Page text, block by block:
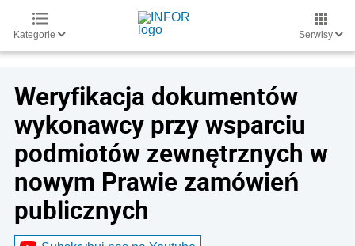
Kategorie Serwisy
Weryfikacja dokumentów
wykonawcy przy wsparciu
podmiotów zewnętrznych w
nowym Prawie zamówień
publicznych